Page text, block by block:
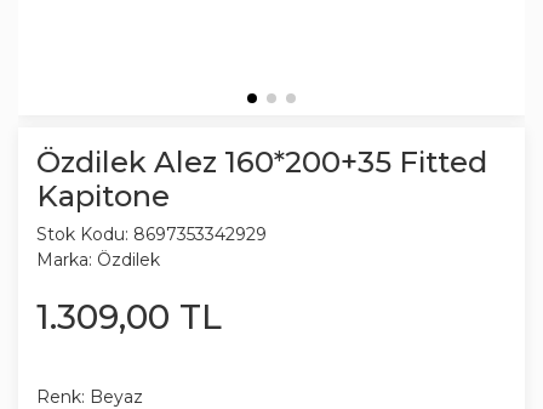
Özdilek Alez 160*200+35 Fitted
Kapitone
Stok Kodu: 8697353342929
Marka: Özdilek
1.309,00 TL
Renk: Beyaz